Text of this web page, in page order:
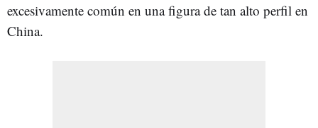
excesivamente común en una figura de tan alto perfil en
China.